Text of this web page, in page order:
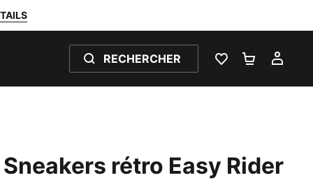
RECHERCHER
LISTE DEPANIER 0
Sneakers rétro Easy Rider